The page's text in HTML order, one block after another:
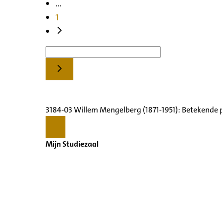
...
1
3184-03 Willem Mengelberg (1871-1951):
Mijn Studiezaal